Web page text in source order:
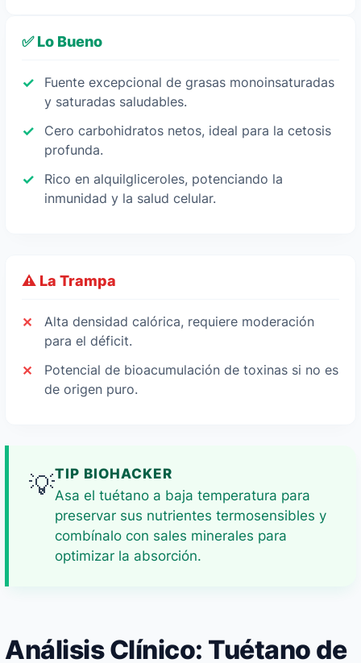
✅ Lo Bueno
Fuente excepcional de grasas monoinsaturadas
y saturadas saludables.
Cero carbohidratos netos, ideal para la cetosis
profunda.
Rico en alquilgliceroles, potenciando la
inmunidad y la salud celular.
⚠️ La Trampa
Alta densidad calórica, requiere moderación
para el déficit.
Potencial de bioacumulación de toxinas si no es
de origen puro.
💡TIP BIOHACKER
Asa el tuétano a baja temperatura para
preservar sus nutrientes termosensibles y
combínalo con sales minerales para
optimizar la absorción.
Análisis Clínico: Tuétano de